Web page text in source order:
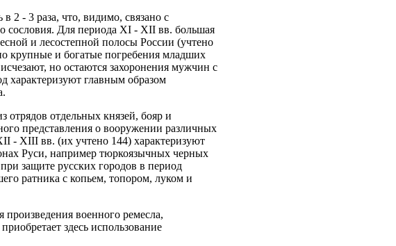
2 - 3 раза, что, видимо, связано с
сословия. Для периода XI - XII вв. большая
и лесостепной полосы России (учтено
крупные и богатые погребения младших
но остаются захоронения мужчин с
характеризуют главным образом
отрядов отдельных князей, бояр и
представления о вооружении различных
- XIII вв. (их учтено 144) характеризуют
Руси, например тюркоязычных черных
защите русских городов в период
ратника с копьем, топором, луком и
произведения военного ремесла,
здесь использование